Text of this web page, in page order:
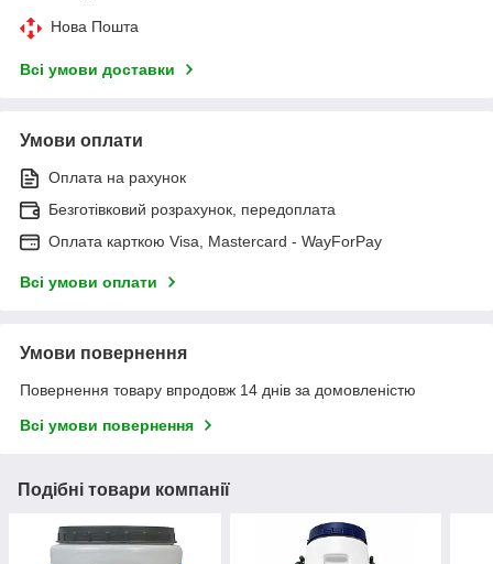
Нова Пошта
Всі умови доставки
Умови оплати
Оплата на рахунок
Безготівковий розрахунок, передоплата
Оплата карткою Visa, Mastercard - WayForPay
Всі умови оплати
Умови повернення
Повернення товару впродовж 14 днів за домовленістю
Всі умови повернення
Подібні товари компанії